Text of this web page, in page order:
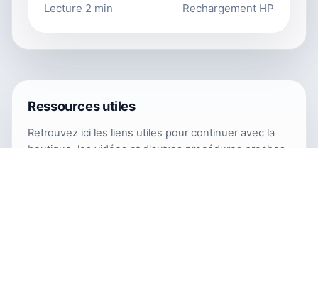
Lecture 2 min Rechargement HP
Ressources utiles
Retrouvez ici les liens utiles pour continuer avec la
boutique, les vidéos et d'autres procédures proches